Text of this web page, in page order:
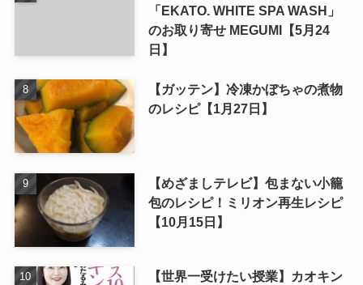
「EKATO. WHITE SPA WASH」
のお取り寄せ MEGUMI【5月24
日】
【ガッテン】冷凍かぼちゃの煮物
のレシピ【1月27日】
【めざましテレビ】包まない小籠
包のレシピ！ミリオン再生レシピ
【10月15日】
【世界一受けたい授業】カオキン